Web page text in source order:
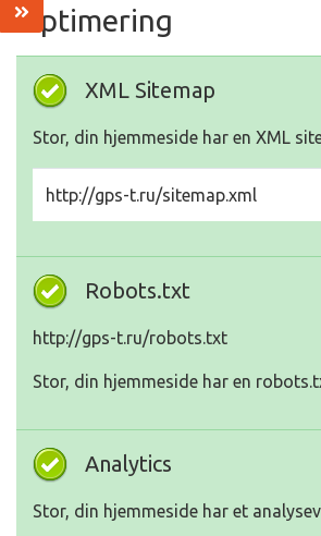
Optimering
XML Sitemap
Stor, din hjemmeside har en XML
http://gps-t.ru/sitemap.xml
Robots.txt
http://gps-t.ru/robots.txt
Stor, din hjemmeside har en
Analytics
Stor, din hjemmeside har et